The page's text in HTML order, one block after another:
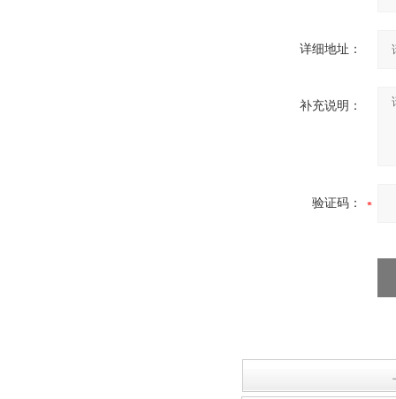
详细地址：
补充说明：
验证码：